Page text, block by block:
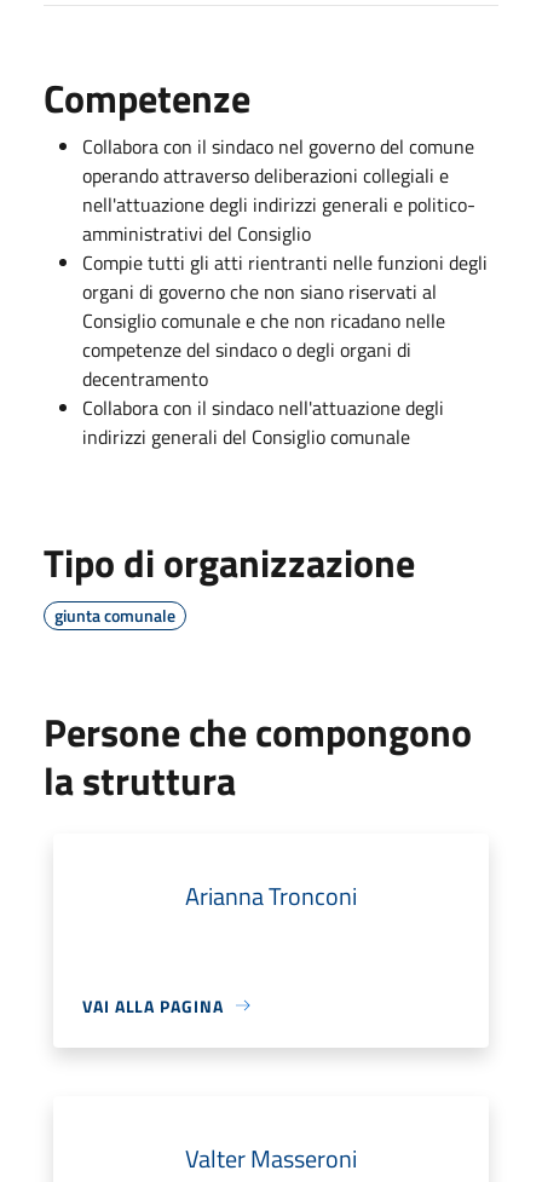
Competenze
Collabora con il sindaco nel governo del comune
operando attraverso deliberazioni collegiali e
nell'attuazione degli indirizzi generali e politico-
amministrativi del Consiglio
Compie tutti gli atti rientranti nelle funzioni degli
organi di governo che non siano riservati al
Consiglio comunale e che non ricadano nelle
competenze del sindaco o degli organi di
decentramento
Collabora con il sindaco nell'attuazione degli
indirizzi generali del Consiglio comunale
Tipo di organizzazione
giunta comunale
Persone che compongono
la struttura
Arianna Tronconi
VAI ALLA PAGINA
Valter Masseroni